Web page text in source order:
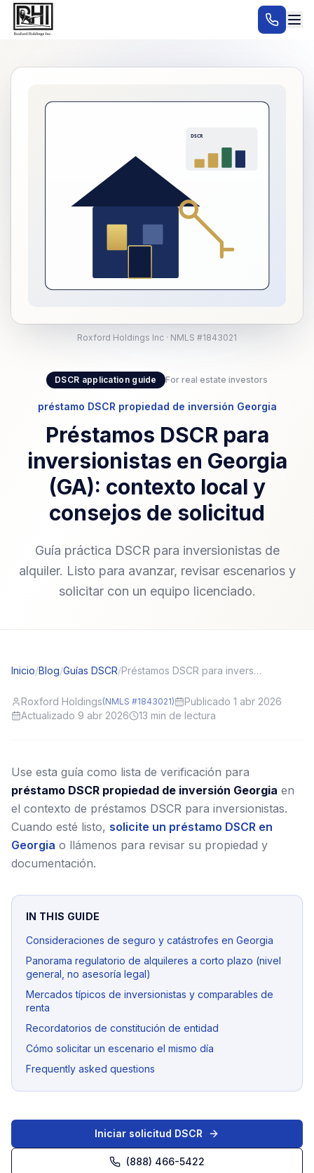
DSCR application guide For real estate investors
préstamo DSCR propiedad de inversión Georgia
Préstamos DSCR para
inversionistas en Georgia
(GA): contexto local y
consejos de solicitud
Guía práctica DSCR para inversionistas de
alquiler. Listo para avanzar, revisar escenarios y
solicitar con un equipo licenciado.
Roxford Holdings Inc · NMLS #1843021
Inicio/Blog/Guías DSCR/ Préstamos DSCR para inversionistas en Georgia (GA): contexto local y consejos de solicitud
Roxford Holdings(NMLS #1843021)
Publicado 1 abr 2026
Actualizado 9 abr 2026
13 min de lectura
Use esta guía como lista de verificación para
préstamo DSCR propiedad de inversión Georgia en
el contexto de préstamos DSCR para inversionistas.
Cuando esté listo, solicite un préstamo DSCR en
Georgia o llámenos para revisar su propiedad y
documentación.
IN THIS GUIDE
Consideraciones de seguro y catástrofes en Georgia
Panorama regulatorio de alquileres a corto plazo (nivel
general, no asesoría legal)
Mercados típicos de inversionistas y comparables de
renta
Recordatorios de constitución de entidad
Cómo solicitar un escenario el mismo día
Frequently asked questions
Iniciar solicitud DSCR
(888) 466-5422